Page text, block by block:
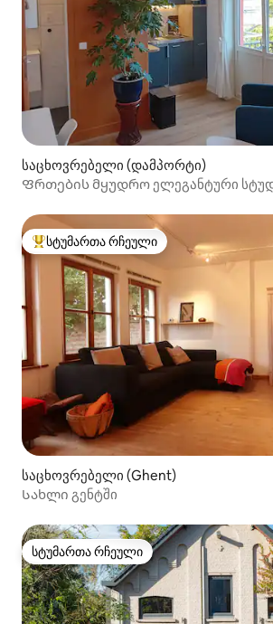
საცხოვრებელი (დამპორტი)
Ფრთების მყუდრო ელეგანტური
სტუმართა რჩეული მოწინავე ვარიანტი
სტუმართა რჩეული
საცხოვრებელი (Ghent)
Სახლი გენტში
სტუმართა რჩეული
სტუმართა რჩეული